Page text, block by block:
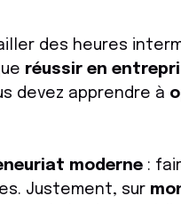
des heures
réussir en
devez apprendre à
moderne :
Justement, sur